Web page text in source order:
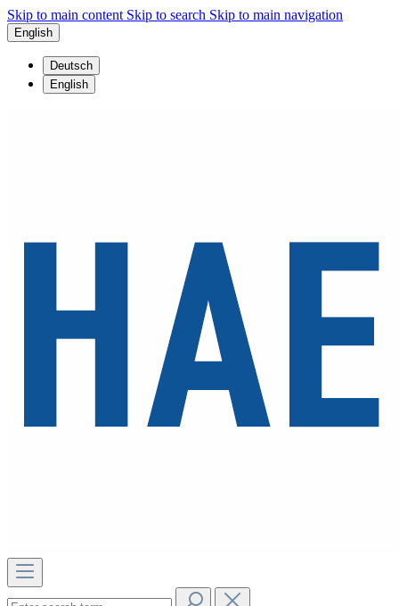
Skip to main content Skip to search Skip to main navigation
English
Deutsch
English